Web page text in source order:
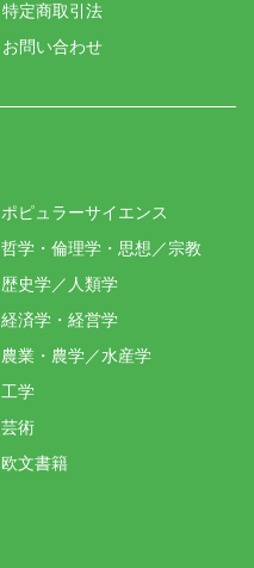
特定商取引法
お問い合わせ
ポピュラーサイエンス
哲学・倫理学・思想／宗教
歴史学／人類学
経済学・経営学
農業・農学／水産学
工学
芸術
欧文書籍